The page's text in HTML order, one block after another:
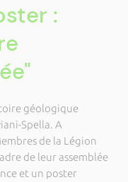
:
géologique
Spella. A
de la Légion
de leur assemblée
et un poster